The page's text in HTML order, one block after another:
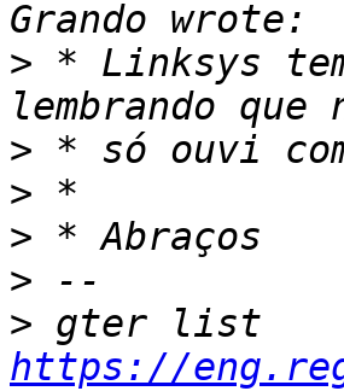
> * Linksys
>
>
>
>
>
https://